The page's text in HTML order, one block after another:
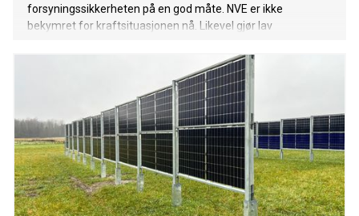
forsyningssikkerheten på en god måte. NVE er ikke
bekymret for kraftsituasjonen nå. Likevel gjør lav